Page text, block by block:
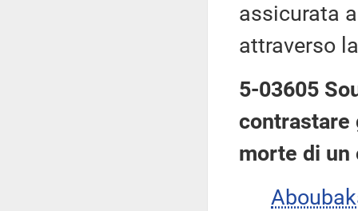
assicurata
attraverso
5-03605
contrastare
morte di un